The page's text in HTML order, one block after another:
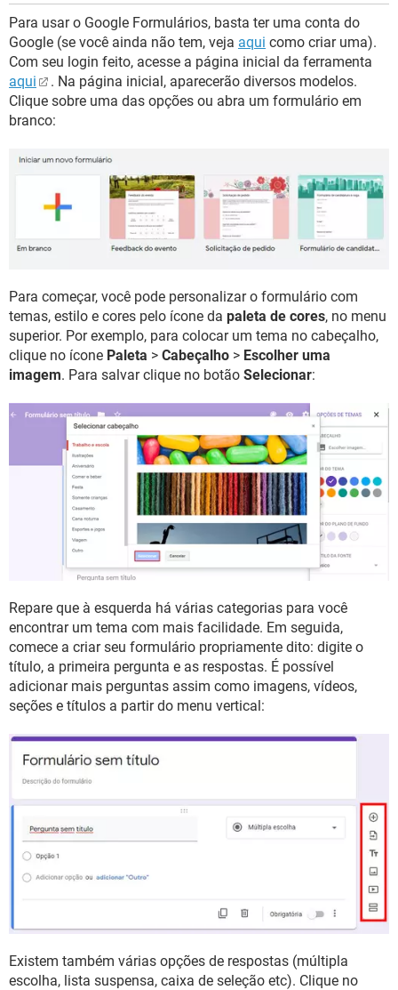
Para usar o Google Formulários, basta ter uma conta do
Google (se você ainda não tem, veja aqui como criar uma).
Com seu login feito, acesse a página inicial da ferramenta
aqui
. Na página inicial, aparecerão diversos modelos.
Clique sobre uma das opções ou abra um formulário em
branco:
Para começar, você pode personalizar o formulário com
temas, estilo e cores pelo ícone da paleta de cores, no menu
superior. Por exemplo, para colocar um tema no cabeçalho,
clique no ícone Paleta > Cabeçalho > Escolher uma
imagem. Para salvar clique no botão Selecionar:
Repare que à esquerda há várias categorias para você
encontrar um tema com mais facilidade. Em seguida,
comece a criar seu formulário propriamente dito: digite o
título, a primeira pergunta e as respostas. É possível
adicionar mais perguntas assim como imagens, vídeos,
seções e títulos a partir do menu vertical:
Existem também várias opções de respostas (múltipla
escolha, lista suspensa, caixa de seleção etc). Clique no